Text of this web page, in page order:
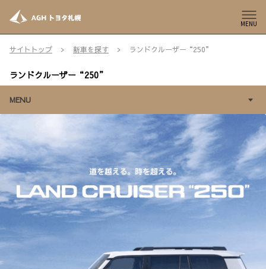
MENU
サイトトップ 新車を探す ランドクルーザー“250”
ランドクルーザー“250”
MENU